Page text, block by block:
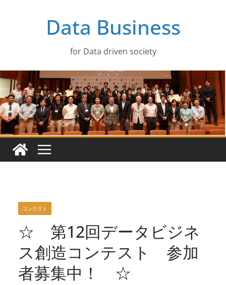
へ
キ
ッ
プ
Data Business
for Data driven society
コンテスト
☆ 第12回データビジネ
ス創造コンテスト 参加
者募集中！ ☆